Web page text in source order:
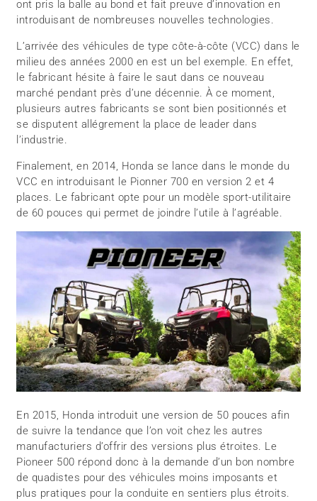
ont pris la balle au bond et fait preuve d’innovation en
introduisant de nombreuses nouvelles technologies.
L’arrivée des véhicules de type côte-à-côte (VCC) dans le
milieu des années 2000 en est un bel exemple. En effet,
le fabricant hésite à faire le saut dans ce nouveau
marché pendant près d’une décennie. À ce moment,
plusieurs autres fabricants se sont bien positionnés et
se disputent allégrement la place de leader dans
l’industrie.
Finalement, en 2014, Honda se lance dans le monde du
VCC en introduisant le Pionner 700 en version 2 et 4
places. Le fabricant opte pour un modèle sport-utilitaire
de 60 pouces qui permet de joindre l’utile à l’agréable.
En 2015, Honda introduit une version de 50 pouces afin
de suivre la tendance que l’on voit chez les autres
manufacturiers d’offrir des versions plus étroites. Le
Pioneer 500 répond donc à la demande d’un bon nombre
de quadistes pour des véhicules moins imposants et
plus pratiques pour la conduite en sentiers plus étroits.